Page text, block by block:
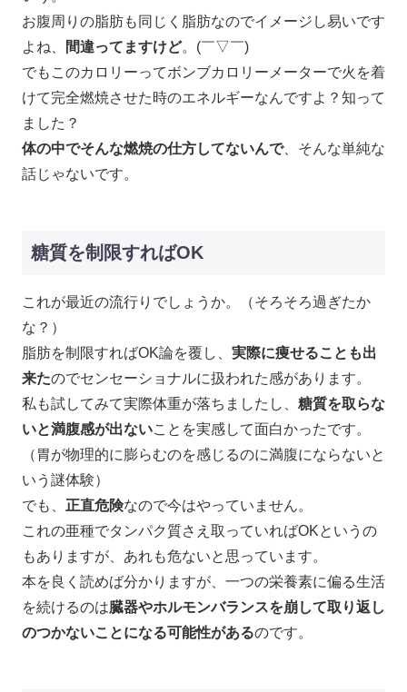
お腹周りの脂肪も同じく脂肪なのでイメージし易いです
よね、
間違ってますけど。(￣▽￣)
でもこのカロリーってボンブカロリーメーターで火を着
けて完全燃焼させた時のエネルギーなんですよ？知って
ました？
体の中でそんな燃焼の仕方してないんで、そんな単純な
話じゃないです。
糖質を制限すればOK
これが最近の流行りでしょうか。（そろそろ過ぎたか
な？）
脂肪を制限すればOK論を覆し、 実際に痩せることも出
来たのでセンセーショナルに扱われた感があります。
私も試してみて実際体重が落ちましたし、 糖質を取らな
いと満腹感が出ないことを実感して面白かったです。
（胃が物理的に膨らむのを感じるのに満腹にならないと
いう謎体験）
でも、 正直危険なので今はやっていません。
これの亜種でタンパク質さえ取っていればOKというの
もありますが、あれも危ないと思っています。
本を良く読めば分かりますが、一つの栄養素に偏る生活
を続けるのは臓器やホルモンバランスを崩して取り返し
のつかないことになる可能性があるのです。